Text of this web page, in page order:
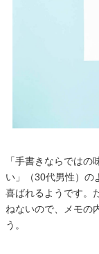
「手書きならでは
い」（30代男性）の
喜ばれるようです。
ねないので、メモの
う。